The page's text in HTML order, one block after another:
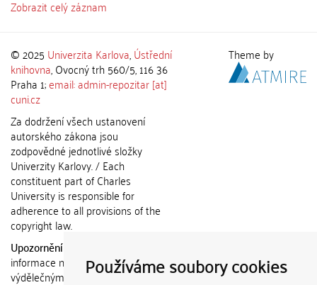
Používáme soubory cookies
Zobrazit celý záznam
© 2025 Univerzita Karlova,Ústřední
knihovna, Ovocný trh 560/5, 116 36
Praha 1;email: admin-repozitar [at]
cuni.cz
Za dodržení všech ustanovení
autorského zákona jsou
zodpovědné jednotlivé složky
Univerzity Karlovy. / Each
constituent part of Charles
University is responsible for
adherence to all provisions of the
copyright law.
Upozornění / Notice:
informace nemohou být použity k
výdělečným účelům nebo vydávány
Theme by